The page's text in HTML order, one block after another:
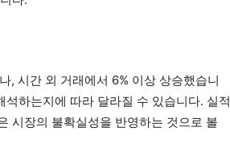
, 시간 외 거래에서 6% 이상 상승했습니
하는지에 따라 달라질 수 있습니다. 실적
시장의 불확실성을 반영하는 것으로 볼